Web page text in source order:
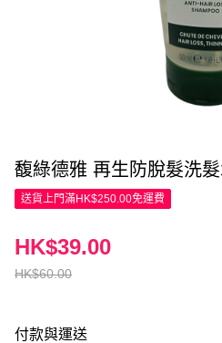
馥綠德雅 再生防脫髮洗
送貨上門滿HK$250.00免運費
HK$60.00
HK$39.00
付款與運送